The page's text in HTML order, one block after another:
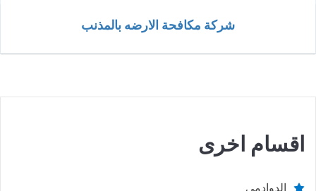
شركة مكافحة الارضه بالمذنب
اقسام اخرى
الدوادمي